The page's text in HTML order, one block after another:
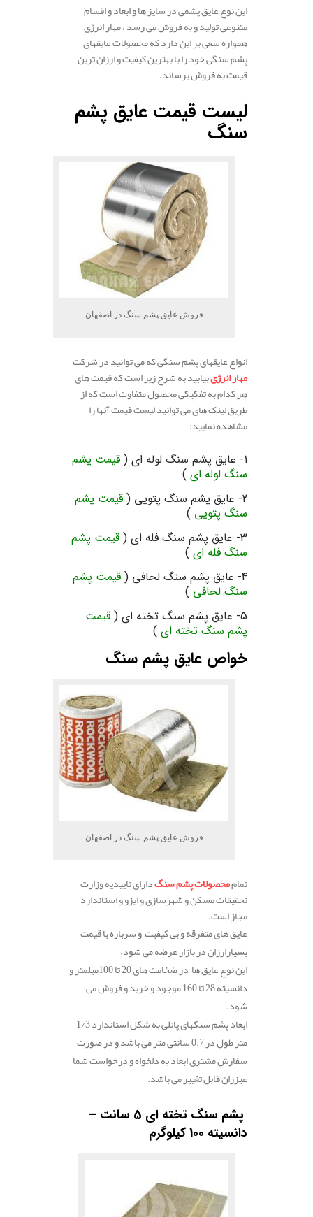
این نوع عایق پشمی در سایز ها و ابعاد و اقسام
متنوعی تولید و به فروش می رسد ، مهار انرژِی
همواره سعی بر این دارد که محصولات عایقهای
پشم سنگی خود را با بهترین کیفیت و ارزان ترین
قیمت به فروش برساند.
لیست قیمت عایق پشم
سنگ
فروش عایق پشم سنگ در اصفهان
انواع عایقهای پشم سنگی که می توانید در شرکت
مهار انرژیبیابید به شرح زیر است که قیمت های
هر کدام به تفکیکی محصول متفاوت است که از
طریق لینک های می توانید لیست قیمت آنها را
مشاهده نمایید:
1- عایق پشم سنگ لوله ای (
قیمت پشم
سنگ لوله ای )
2- عایق پشم سنگ پتویی (
قیمت پشم
سنگ پتویی )
3- عایق پشم سنگ فله ای (
قیمت پشم
سنگ فله ای )
4- عایق پشم سنگ لحافی (
قیمت پشم
سنگ لحافی )
5- عایق پشم سنگ تخته ای (
قیمت
پشم سنگ تخته ای )
خواص عایق پشم سنگ
فروش عایق پشم سنگ در اصفهان
تماممحصولات پشم سنگدارای تاییدیه وزارت
تحقیقات مسکن و شهرسازی و ایزو و استاندارد
مجاز است.
عایق های متفرقه و بی کیفیت و سرباره با قیمت
بسیارارزان در بازار عرضه می شود.
این نوع عایق ها در ضخامت های 20 تا 100میلمتر و
دانسیته 28 تا 160 موجود و خرید و فروش می
شود.
ابعاد پشم سنگهای پانلی به شکل استاندارد 1/3
متر طول در 0.7 سانتی متر می باشد و در صورت
سفارش مشتری ابعاد به دلخواه و درخواست شما
عیزران قابل تغییر می باشد.
پشم سنگ تخته ای 5 سانت –
دانسیته 100 کیلوگرم